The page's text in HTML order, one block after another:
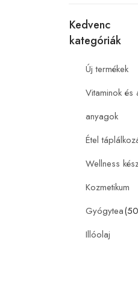
Kedvenc
kategóriák
Új termékek
Vitaminok és
anyagok
Étel
Wellness
Kozmetikum
Gyógytea
Illóolaj